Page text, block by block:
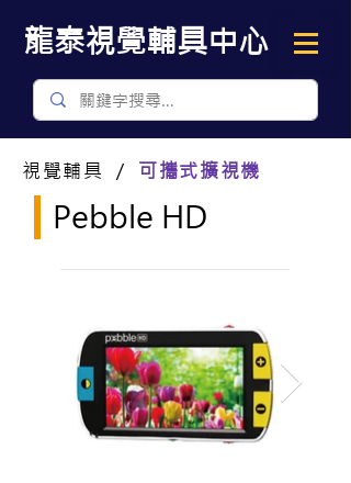
​龍泰視覺輔具中心
視覺輔具 ／ 可攜式擴視機
Pebble HD